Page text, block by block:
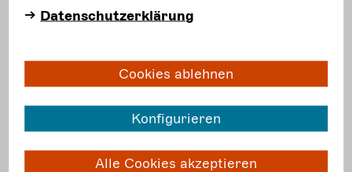
20.02.
Ausschreibung
Zirkus ON: Ausschreibung 5. Zirkus ON Edition
Datenschutzerklärung
Cookies ablehnen
Konfigurieren
Alle Cookies akzeptieren